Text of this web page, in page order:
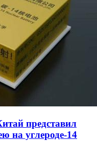
представил
на углероде-14